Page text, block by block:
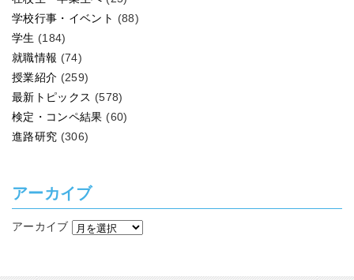
学校行事・イベント (88)
学生 (184)
就職情報 (74)
授業紹介 (259)
最新トピックス (578)
検定・コンペ結果 (60)
進路研究 (306)
アーカイブ
アーカイブ